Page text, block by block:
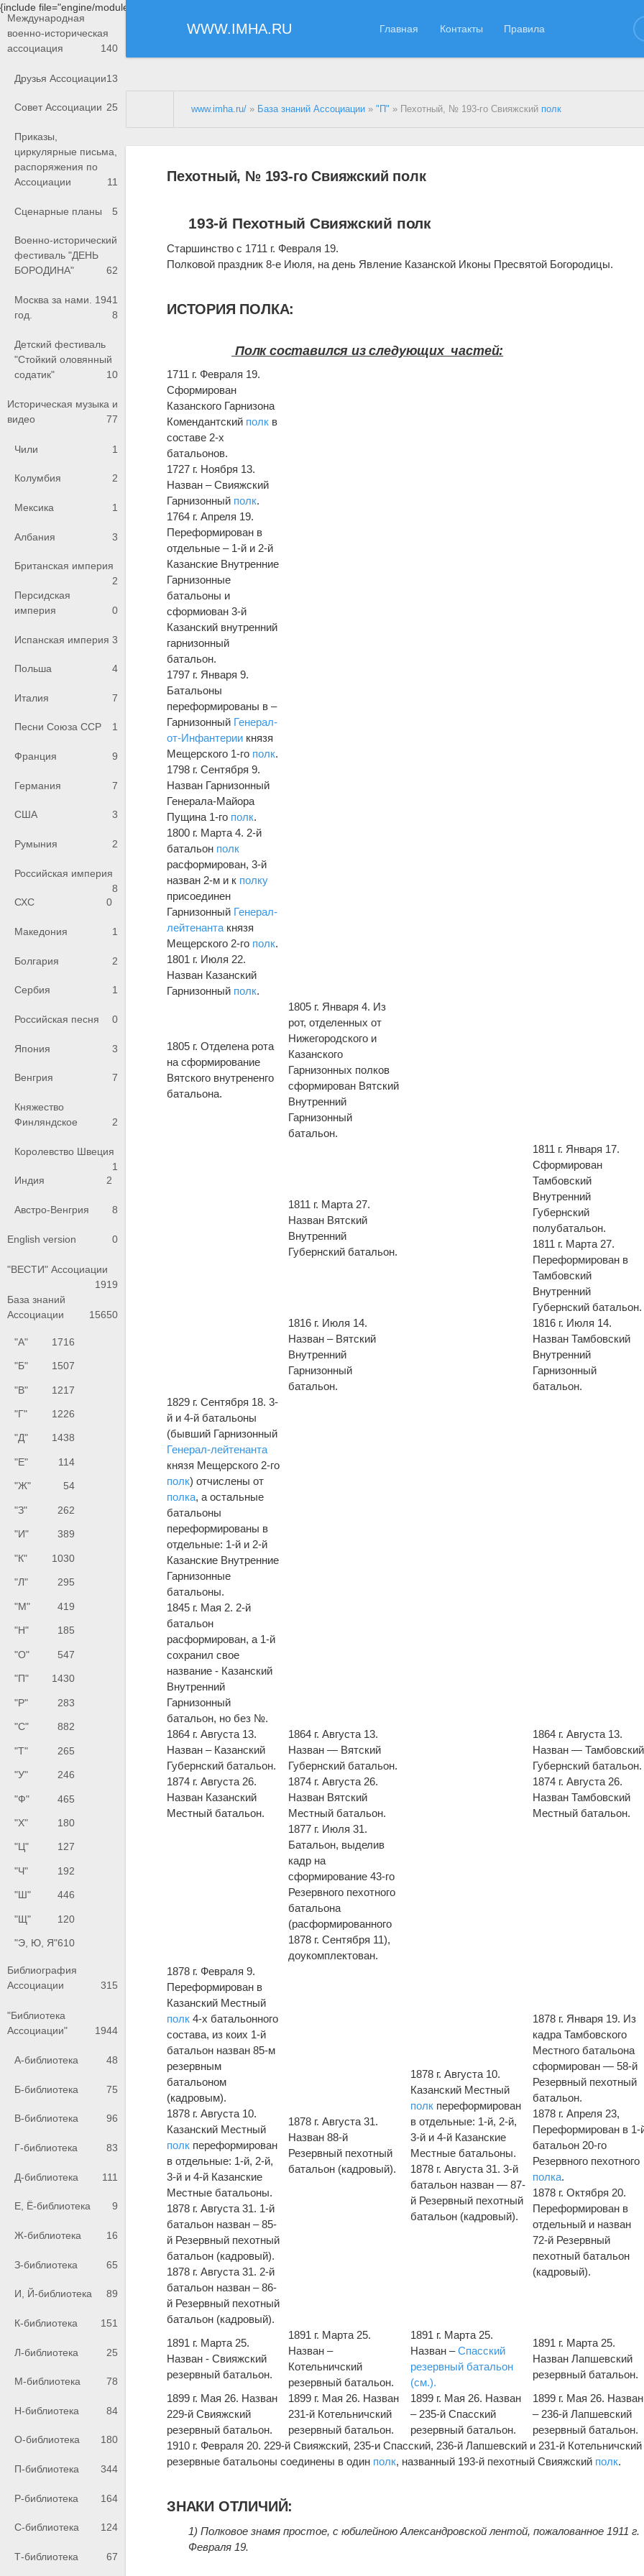
{include file="engine/modules/saperu/head.php"}
WWW.IMHA.RU Главная Контакты Правила
Международная
военно-историческая
ассоциация
140
Друзья Ассоциации13
Совет Ассоциации 25
Приказы,
циркулярные письма,
распоряжения по
Ассоциации
11
Сценарные планы 5
Военно-исторический
фестиваль "ДЕНЬ
БОРОДИНА"
62
Москва за нами. 1941
год.
8
Детский фестиваль
"Стойкий оловянный
содатик"
10
Историческая музыка и
видео
77
Чили 1
Колумбия 2
Мексика 1
Албания 3
Британская империя
2
Персидская
империя
0
Испанская империя 3
Польша 4
Италия 7
Песни Союза ССР 1
Франция 9
Германия 7
США 3
Румыния 2
Российская империя
8
СХС
0
Македония 1
Болгария 2
Сербия 1
Российская песня 0
Япония 3
Венгрия 7
Княжество
Финляндское
2
Королевство Швеция
1
Индия
2
Австро-Венгрия 8
English version 0
"ВЕСТИ" Ассоциации
1919
База знаний
Ассоциации
15650
"А" 1716
"Б" 1507
"В" 1217
"Г" 1226
"Д" 1438
"Е" 114
"Ж" 54
"З" 262
"И" 389
"К" 1030
"Л" 295
"М" 419
"Н" 185
"О" 547
"П" 1430
"Р" 283
"С" 882
"Т" 265
"У" 246
"Ф" 465
"Х" 180
"Ц" 127
"Ч" 192
"Ш" 446
"Щ" 120
"Э, Ю, Я"610
Библиография
Ассоциации
315
"Библиотека
Ассоциации"
1944
А-библиотека 48
Б-библиотека 75
В-библиотека 96
Г-библиотека 83
Д-библиотека 111
Е, Ё-библиотека 9
Ж-библиотека 16
З-библиотека 65
И, Й-библиотека 89
К-библиотека 151
Л-библиотека 25
М-библиотека 78
Н-библиотека 84
О-библиотека 180
П-библиотека 344
Р-библиотека 164
С-библиотека 124
Т-библиотека 67
www.imha.ru/ » База знаний Ассоциации »"П" » Пехотный, № 193-го Свияжский полк
Пехотный, № 193-го Свияжский полк
193-й Пехотный Свияжский полк
Старшинство с 1711 г. Февраля 19.
Полковой праздник 8-е Июля, на день Явление Казанской Иконы Пресвятой Богородицы.
ИСТОРИЯ ПОЛКА:
Полк составился из следующих частей:
1711 г. Февраля 19.
Сформирован
Казанского Гарнизона
Комендантский полк в
составе 2-х
батальонов.
1727 г. Ноября 13.
Назван – Свияжский
Гарнизонный полк.
1764 г. Апреля 19.
Переформирован в
отдельные – 1-й и 2-й
Казанские Внутренние
Гарнизонные
батальоны и
сформиован 3-й
Казанский внутренний
гарнизонный
батальон.
1797 г. Января 9.
Батальоны
переформированы в –
Гарнизонный Генерал-
от-Инфантерии князя
Мещерского 1-го полк.
1798 г. Сентября 9.
Назван Гарнизонный
Генерала-Майора
Пущина 1-го полк.
1800 г. Марта 4. 2-й
батальон полк
расформирован, 3-й
назван 2-м и к полку
присоединен
Гарнизонный Генерал-
лейтенанта князя
Мещерского 2-го полк.
1801 г. Июля 22.
Назван Казанский
Гарнизонный полк.
1805 г. Отделена рота
на сформирование
Вятского внутрененго
батальона.
1805 г. Января 4. Из
рот, отделенных от
Нижегородского и
Казанского
Гарнизонных полков
сформирован Вятский
Внутренний
Гарнизонный
батальон.
1811 г. Марта 27.
Назван Вятский
Внутренний
Губернский батальон.
1811 г. Января 17.
Сформирован
Тамбовский
Внутренний
Губернский
полубатальон.
1811 г. Марта 27.
Переформирован в
Тамбовский
Внутренний
Губернский батальон.
1816 г. Июля 14.
Назван – Вятский
Внутренний
Гарнизонный
батальон.
1816 г. Июля 14.
Назван Тамбовский
Внутренний
Гарнизонный
батальон.
1829 г. Сентября 18. 3-
й и 4-й батальоны
(бывший Гарнизонный
Генерал-лейтенанта
князя Мещерского 2-го
полк) отчислены от
полка, а остальные
батальоны
переформированы в
отдельные: 1-й и 2-й
Казанские Внутренние
Гарнизонные
батальоны.
1845 г. Мая 2. 2-й
батальон
расформирован, а 1-й
сохранил свое
название - Казанский
Внутренний
Гарнизонный
батальон, но без №.
1864 г. Августа 13.
Назван – Казанский
Губернский батальон.
1864 г. Августа 13.
Назван — Вятский
Губернский батальон.
1864 г. Августа 13.
Назван — Тамбовский
Губернский батальон.
1874 г. Августа 26.
Назван Казанский
Местный батальон.
1874 г. Августа 26.
Назван Вятский
Местный батальон.
1874 г. Августа 26.
Назван Тамбовский
Местный батальон.
1877 г. Июля 31.
Батальон, выделив
кадр на
сформирование 43-го
Резервного пехотного
батальона
(расформированного
1878 г. Сентября 11),
доукомплектован.
1878 г. Февраля 9.
Переформирован в
Казанский Местный
полк 4-х батальонного
состава, из коих 1-й
батальон назван 85-м
резервным
батальоном
(кадровым).
1878 г. Августа 10.
Казанский Местный
полк переформирован
в отдельные: 1-й, 2-й,
3-й и 4-й Казанские
Местные батальоны.
1878 г. Августа 31. 1-й
батальон назван – 85-
й Резервный пехотный
батальон (кадровый).
1878 г. Августа 31. 2-й
батальон назван – 86-
й Резервный пехотный
батальон (кадровый).
1878 г. Августа 31.
Назван 88-й
Резервный пехотный
батальон (кадровый).
1878 г. Августа 10.
Казанский Местный
полк переформирован
в отдельные: 1-й, 2-й,
3-й и 4-й Казанские
Местные батальоны.
1878 г. Августа 31. 3-й
батальон назван — 87-
й Резервный пехотный
батальон (кадровый).
1878 г. Января 19. Из
кадра Тамбовского
Местного батальона
сформирован — 58-й
Резервный пехотный
батальон.
1878 г. Апреля 23,
Переформирован в 1-
батальон 20-го
Резервного пехотного
полка.
1878 г. Октября 20.
Переформирован в
отдельный и назван
72-й Резервный
пехотный батальон
(кадровый).
1891 г. Марта 25.
Назван - Свияжский
резервный батальон.
1891 г. Марта 25.
Назван –
Котельничский
резервный батальон.
1891 г. Марта 25.
Назван –Спасский
резервный батальон
(см.).
1891 г. Марта 25.
Назван Лапшевский
резервный батальон.
1899 г. Мая 26. Назван
229-й Свияжский
резервный батальон.
1899 г. Мая 26. Назван
231-й Котельничский
резервный батальон.
1899 г. Мая 26. Назван
– 235-й Спасский
резервный батальон.
1899 г. Мая 26. Назван
– 236-й Лапшевский
резервный батальон.
1910 г. Февраля 20. 229-й Свияжский, 235-и Спасский, 236-й Лапшевский и 231-й Котельничский
резервные батальоны соединены в один полк, названный 193-й пехотный Свияжский полк.
ЗНАКИ ОТЛИЧИЙ:
1) Полковое знамя простое, с юбилейною Александровской лентой, пожалованное 1911 г.
Февраля 19.